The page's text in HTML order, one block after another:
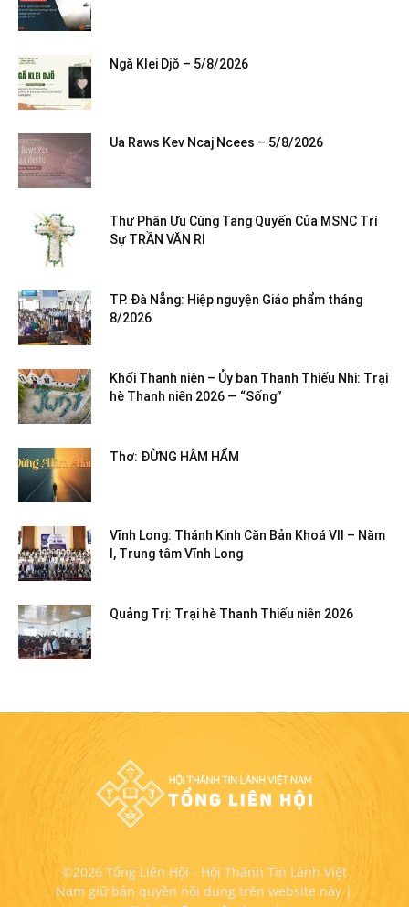
Ngă Klei Djŏ – 5/8/2026
Ua Raws Kev Ncaj Ncees – 5/8/2026
Thư Phân Ưu Cùng Tang Quyến Của MSNC Trí
Sự TRẦN VĂN RI
TP. Đà Nẵng: Hiệp nguyện Giáo phẩm tháng
8/2026
Khối Thanh niên – Ủy ban Thanh Thiếu Nhi: Trại
hè Thanh niên 2026 — “Sống”
Thơ: ĐỪNG HÂM HẨM
Vĩnh Long: Thánh Kinh Căn Bản Khoá VII – Năm
I, Trung tâm Vĩnh Long
Quảng Trị: Trại hè Thanh Thiếu niên 2026
©2026 Tổng Liên Hội - Hội Thánh Tin Lành Việt
Nam giữ bản quyền nội dung trên website này |